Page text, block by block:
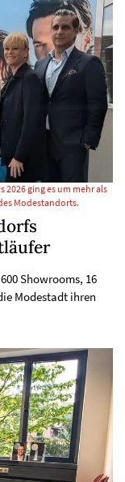
2026 ging es um mehr als
Modestandorts.
Showrooms, 16
Modestadt ihren